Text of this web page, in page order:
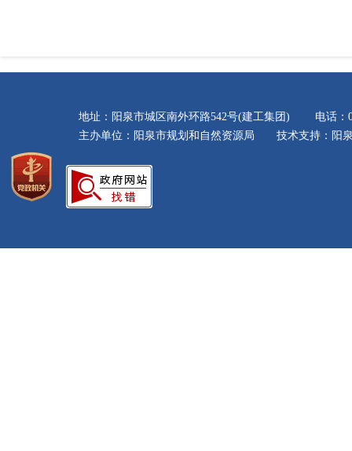
地址：阳泉市城区南外环路542号(建工集团) 电
主办单位：阳泉市规划和自然资源局 技术支持：